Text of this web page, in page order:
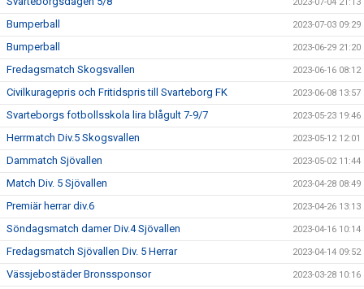
Bumperball 2023-07-03 09:29
Bumperball 2023-06-29 21:20
Fredagsmatch Skogsvallen 2023-06-16 08:12
Civilkuragepris och Fritidspris till Svarteborg FK 2023-06-08 13:57
Svarteborgs fotbollsskola lira blågult 7-9/7 2023-05-23 19:46
Herrmatch Div.5 Skogsvallen 2023-05-12 12:01
Dammatch Sjövallen 2023-05-02 11:44
Match Div. 5 Sjövallen 2023-04-28 08:49
Premiär herrar div.6 2023-04-26 13:13
Söndagsmatch damer Div.4 Sjövallen 2023-04-16 10:14
Fredagsmatch Sjövallen Div. 5 Herrar 2023-04-14 09:52
Vässjebostäder Bronssponsor 2023-03-28 10:16